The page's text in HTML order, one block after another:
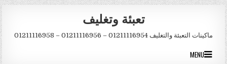
Skip to content
تعبئة وتغليف
ماكينات التعبئة والتغليف 01211116954 – 01211116956 – 01211116958
MENU